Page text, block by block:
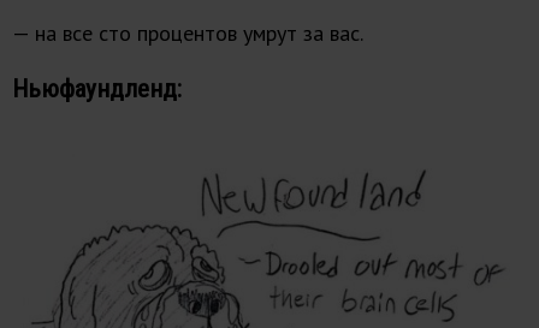
— на все сто процентов умрут за вас.
Ньюфаундленд: